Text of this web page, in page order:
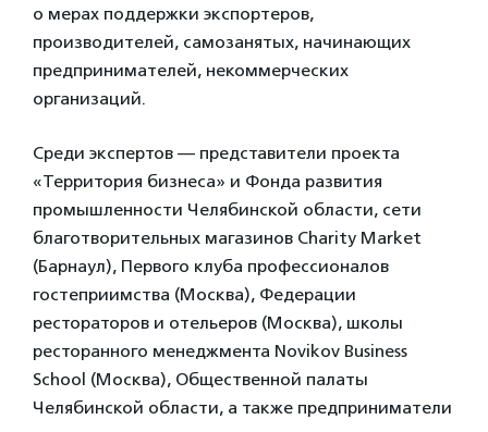
о мерах поддержки экспортеров,
производителей, самозанятых, начинающих
предпринимателей, некоммерческих
организаций.
Среди экспертов — представители проекта
«Территория бизнеса» и Фонда развития
промышленности Челябинской области, сети
благотворительных магазинов Charity Market
(Барнаул), Первого клуба профессионалов
гостеприимства (Москва), Федерации
рестораторов и отельеров (Москва), школы
ресторанного менеджмента Novikov Business
School (Москва), Общественной палаты
Челябинской области, а также предприниматели